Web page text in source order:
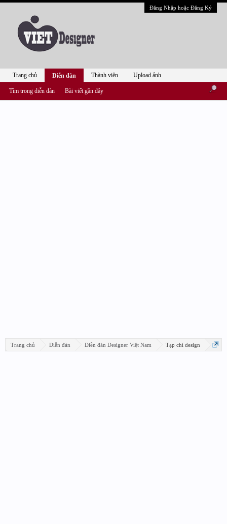
Đăng Nhập hoặc Đăng Ký
Trang chủ Diễn đàn Diễn đàn Designer Việt Nam Tạp chí design
Trang chủ Diễn đàn
Tìm trong diễn đàn Bài viết gần đây
Thành viên Upload ảnh